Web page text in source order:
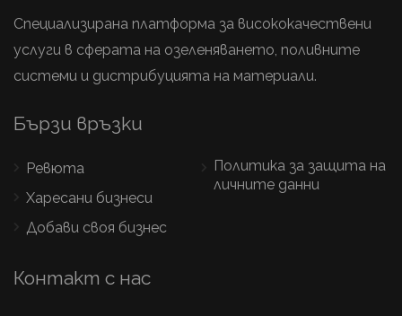
Специализирана платформа за висококачествени
услуги в сферата на озеленяването, поливните
системи и дистрибуцията на материали.
Бързи връзки
Ревюта
Харесани бизнеси
Добави своя бизнес
Политика за защита на
личните данни
Контакт с нас